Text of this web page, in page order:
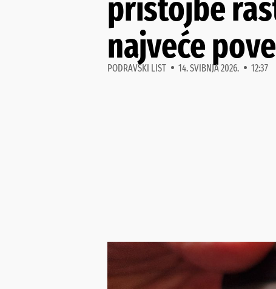
pristojbe
najveće
PODRAVSKI LIST 14. SVIBNJA 2026. 12:37